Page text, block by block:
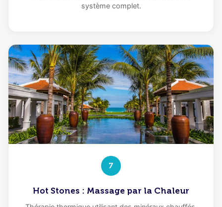
système complet.
7
Hot Stones : Massage par la Chaleur